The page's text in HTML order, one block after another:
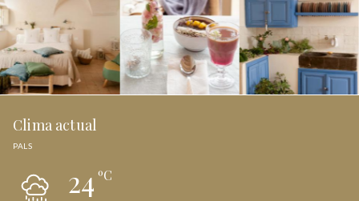
Clima actual
PALS
24ºC